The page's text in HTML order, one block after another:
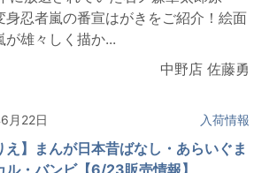
身忍者嵐の番宣はがきをご紹介！絵面
が雄々しく描か...
中野店 佐藤勇
月22日 入荷情報
え】まんが日本昔ばなし・あらいぐま
ル・バンビ【6/23販売情報】